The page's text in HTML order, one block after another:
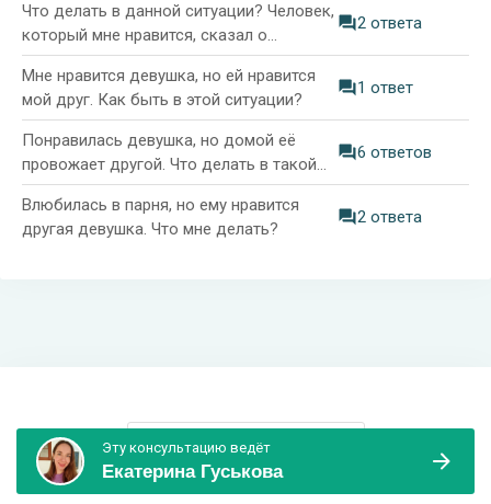
Что делать в данной ситуации? Человек,
который мне нравится, сказал о
ненависти ко мне
2 ответа
Мне нравится девушка, но ей нравится
мой друг. Как быть в этой ситуации?
1 ответ
Понравилась девушка, но домой её
провожает другой. Что делать в такой
ситуации?
6 ответов
Влюбилась в парня, но ему нравится
другая девушка. Что мне делать?
2 ответа
Эту консультацию ведёт
Екатерина Гуськова